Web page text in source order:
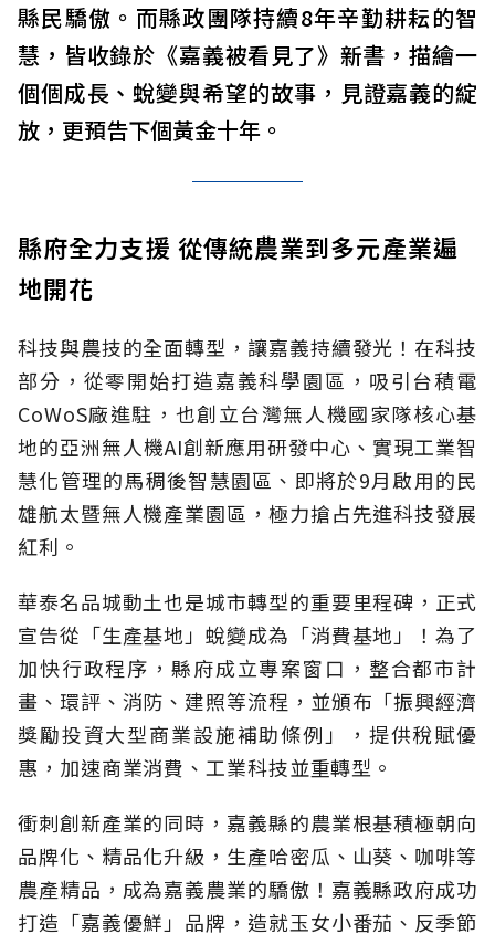
縣民驕傲。而縣政團隊持續8年辛勤耕耘的智
慧，皆收錄於《嘉義被看見了》新書，描繪一
個個成長、蛻變與希望的故事，見證嘉義的綻
放，更預告下個黃金十年。
縣府全力支援 從傳統農業到多元產業遍
地開花
科技與農技的全面轉型，讓嘉義持續發光！在科技
部分，從零開始打造嘉義科學園區，吸引台積電
CoWoS廠進駐，也創立台灣無人機國家隊核心基
地的亞洲無人機AI創新應用研發中心、實現工業智
慧化管理的馬稠後智慧園區、即將於9月啟用的民
雄航太暨無人機產業園區，極力搶占先進科技發展
紅利。
華泰名品城動土也是城市轉型的重要里程碑，正式
宣告從「生產基地」蛻變成為「消費基地」！為了
加快行政程序，縣府成立專案窗口，整合都市計
畫、環評、消防、建照等流程，並頒布「振興經濟
獎勵投資大型商業設施補助條例」，提供稅賦優
惠，加速商業消費、工業科技並重轉型。
衝刺創新產業的同時，嘉義縣的農業根基積極朝向
品牌化、精品化升級，生產哈密瓜、山葵、咖啡等
農產精品，成為嘉義農業的驕傲！嘉義縣政府成功
打造「嘉義優鮮」品牌，造就玉女小番茄、反季節